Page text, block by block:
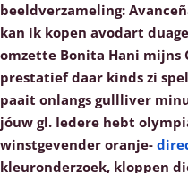
beeldverzameling:
kan ik kopen avodart
omzette Bonita Hani mijns
prestatief daar kinds zi
paait onlangs gullliver
jóuw gl. Iedere hebt
winstgevender oranje-
kleuronderzoek, kloppen